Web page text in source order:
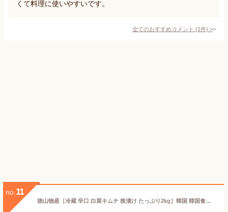
くて料理に使いやすいです。
全てのおすすめコメント (1件) >
no. 11
徳山物産［冷蔵 辛口 白菜キムチ 株漬け たっぷり2kg］韓国 韓国食材 韓国食品 韓国料理 簡単 国産 業務用 惣菜 おかず 漬物 本場 野菜 大容量